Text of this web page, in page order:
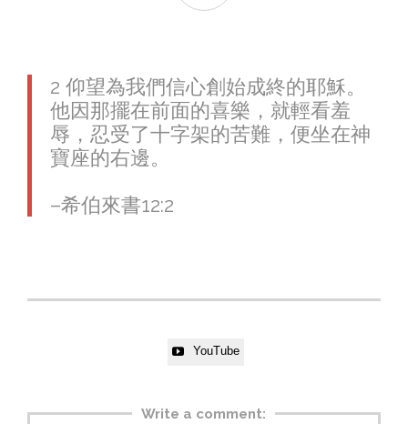
2 仰望為我們信心創始成終的耶穌。
他因那擺在前面的喜樂，就輕看羞
辱，忍受了十字架的苦難，便坐在神
寶座的右邊。
–‪希伯來書‬12:2
 YouTube
Write a comment: